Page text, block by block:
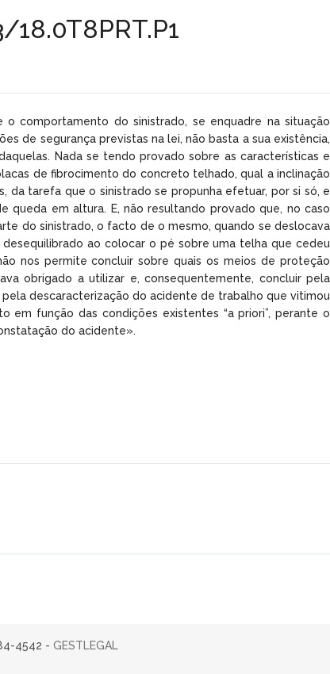
18.0T8PRT.P1
o comportamento do sinistrado, se enquadre na situação
de segurança previstas na lei, não basta a sua existência,
Nada se tendo provado sobre as características e
de fibrocimento do concreto telhado, qual a inclinação
da tarefa que o sinistrado se propunha efetuar, por si só, e
em altura. E, não resultando provado que, no caso
do sinistrado, o facto de o mesmo, quando se deslocava
ao colocar o pé sobre uma telha que cedeu
nos permite concluir sobre quais os meios de proteção
obrigado a utilizar e, consequentemente, concluir pela
descaracterização do acidente de trabalho que vitimou
função das condições existentes “a priori”, perante o
do acidente».
4542 - GESTLEGAL